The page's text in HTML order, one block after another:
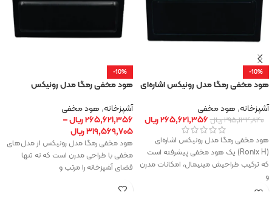
-10%
هود مخفی رمگا مدل رونیکس اشاره‌ای
آشپزخانه, هود مخفی
۲۹۵,۱۳۴,۸۴۰ریال۲۶۵,۶۲۱,۳۵۶ریال
هود مخفی رمگا مدل رونیکس اشاره‌ای
(Ronix H) یک هود مخفی پیشرفته است
که ترکیب طراحیش مینیمال، امکانات مدرن
و
-10%
هود مخفی رمگا مدل رونیکس
آشپزخانه, هود مخفی
۲۶۵,۶۲۱,۳۵۶ریال–
۳۱۹,۵۶۹,۷۰۵ریال
هود مخفی رمگا مدل رونیکس از مدل‌های
مخفی با طراحی مدرن است که نه تنها
فضای آشپزخانه را مرتب و